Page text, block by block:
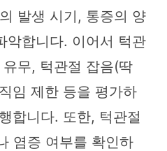
발생 시기, 통증의 양
악합니다. 이어서 턱관
무, 턱관절 잡음(딱
임 제한 등을 평가하
합니다. 또한, 턱관절
염증 여부를 확인하